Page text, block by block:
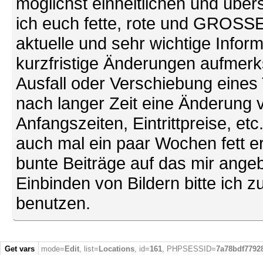
ich euch fette, rote und
aktuelle und sehr wichtige
kurzfristige Änderungen
Ausfall oder Verschiebung
nach langer Zeit eine Änderung
Anfangszeiten, Eintrittpreise,
auch mal ein paar Wochen fett
bunte Beiträge auf das mir
Einbinden von Bildern bitte ich
benutzen.
Get vars mode= Edit, list= Locations, id=161, PHPSESSID=